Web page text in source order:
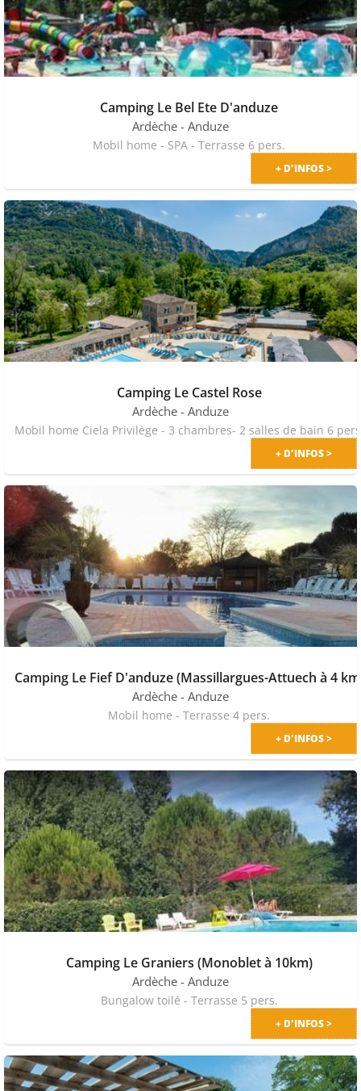
Camping Le Bel Ete D'anduze
Ardèche - Anduze
Mobil home - SPA - Terrasse 6 pers.
+ D'INFOS >
Camping Le Castel Rose
Ardèche - Anduze
Mobil home Ciela Privilège - 3 chambres- 2 salles de bain 6
+ D'INFOS >
Camping Le Fief D'anduze (Massillargues-Attuech à 4
Ardèche - Anduze
Mobil home - Terrasse 4 pers.
+ D'INFOS >
Camping Le Graniers (Monoblet à 10km)
Ardèche - Anduze
Bungalow toilé - Terrasse 5 pers.
+ D'INFOS >